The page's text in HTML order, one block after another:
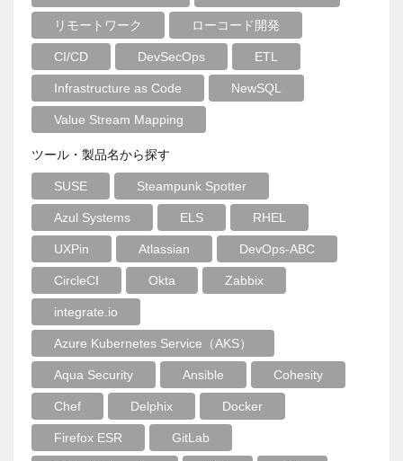
リモートワーク ローコード開発
CI/CD DevSecOps ETL
Infrastructure as Code NewSQL
Value Stream Mapping
ツール・製品名から探す
SUSE Steampunk Spotter
Azul Systems ELS RHEL
UXPin Atlassian DevOps-ABC
CircleCI Okta Zabbix
integrate.io
Azure Kubernetes Service（AKS）
Aqua Security Ansible Cohesity
Chef Delphix Docker
Firefox ESR GitLab